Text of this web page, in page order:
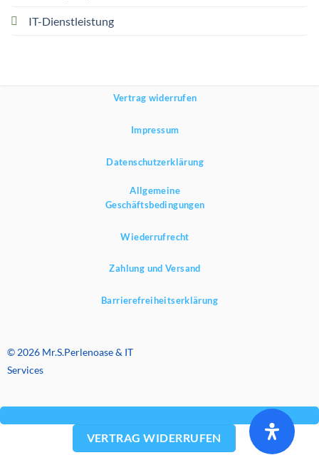
IT-Dienstleistung
Vertrag widerrufen
Impressum
Datenschutzerklärung
Allgemeine
Geschäftsbedingungen
Wiederrufrecht
Zahlung und Versand
Barrierefreiheitserklärung
© 2026 Mr.S.Perlenoase & IT
Services
VERTRAG WIDERRUFEN